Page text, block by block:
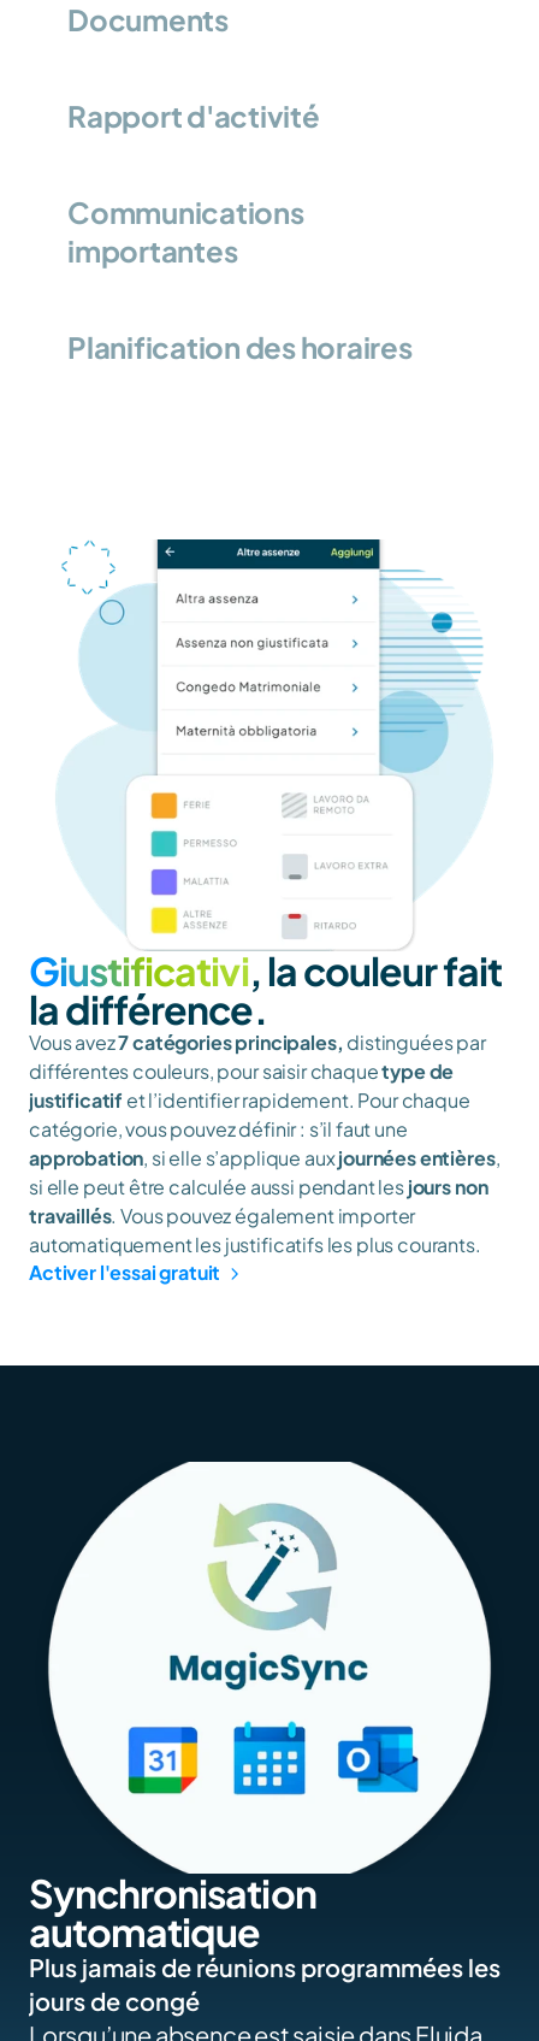
Documents
Rapport d'activité
Communications
importantes
Planification des horaires
Giustificativi, la couleur fait
la différence.
Vous avez 7 catégories principales, distinguées par
différentes couleurs, pour saisir chaque type de
justificatif et l’identifier rapidement. Pour chaque
approbation, si elle s’applique aux journées entières,
si elle peut être calculée aussi pendant les jours non
travaillés. Vous pouvez également importer
automatiquement les justificatifs les plus courants.
Activer l'essai gratuit
Synchronisation
automatique
Plus jamais de réunions programmées les
jours de congé
Lorsqu’une absence est saisie dans Fluida,